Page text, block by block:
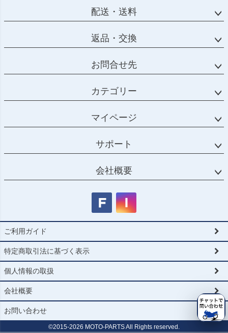
配送・送料
返品・交換
お問合せ先
カテゴリー
マイページ
サポート
会社概要
ご利用ガイド
特定商取引法に基づく表示
個人情報の取扱
会社概要
お問い合わせ
©2015-2026 MOTO-PARTS All Rights reserved.